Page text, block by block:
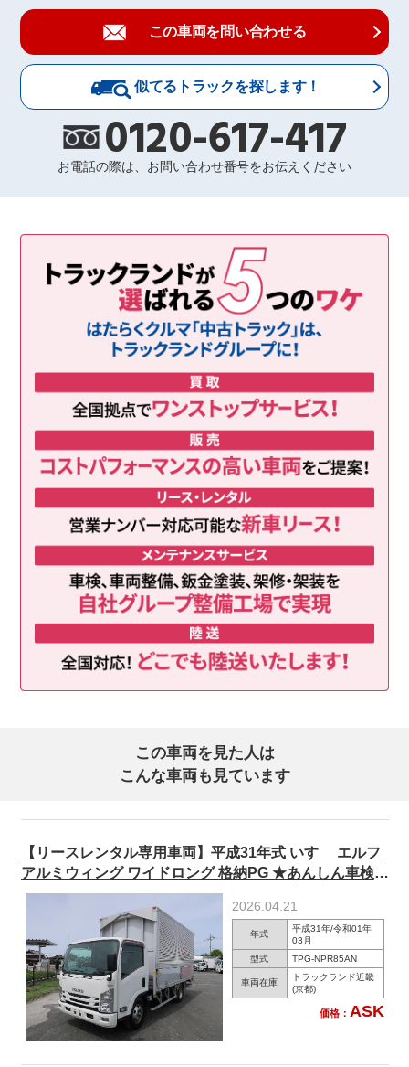
この車両を問い合わせる
似てるトラックを探します！
0120-617-417
お電話の際は、お問い合わせ番号をお伝えください
この車両を見た人は
こんな車両も見ています
【リースレンタル専用車両】平成31年式 いすゞ エルフ
アルミウィング ワイドロング 格納PG ★あんしん車検パ
ック施工済み！★
2026.04.21
年式
平成31年/令和01年
03月
型式
TPG-NPR85AN
車両在庫
トラックランド近畿
(京都)
価格： ASK